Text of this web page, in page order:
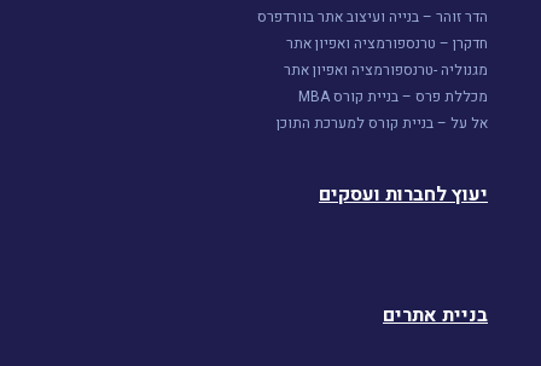
הדר זוהר – בנייה ועיצוב אתר בוורדפרס
חדקרן – טרנספורמציה ואפיון אתר
מגנוליה -טרנספורמציה ואפיון אתר
מכללת פרס – בניית קורס MBA
אל על – בניית קורס למערכת התוכן
יעוץ לחברות ועסקים
בניית אתרים